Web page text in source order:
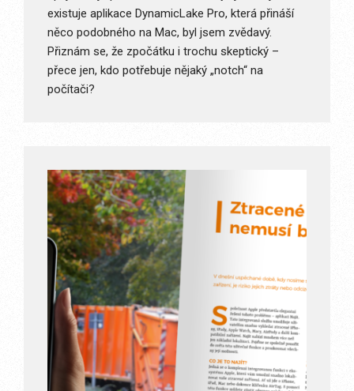
existuje aplikace DynamicLake Pro, která přináší
něco podobného na Mac, byl jsem zvědavý.
Přiznám se, že zpočátku i trochu skeptický –
přece jen, kdo potřebuje nějaký „notch“ na
počítači?